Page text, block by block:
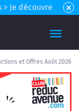
Je découvre
et Offres Août 2026